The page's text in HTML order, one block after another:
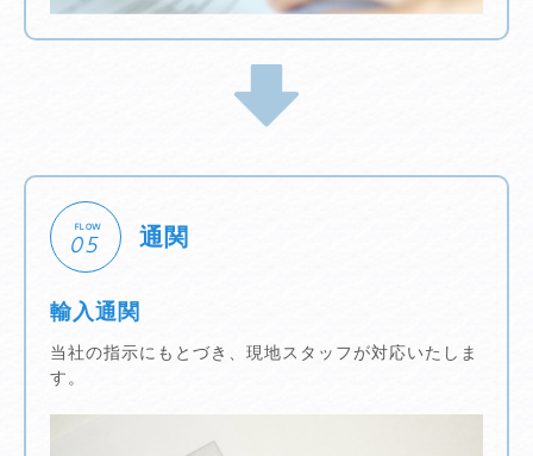
FLOW
05 通関
輸入通関
当社の指示にもとづき、現地スタッフが対応いたしま
す。